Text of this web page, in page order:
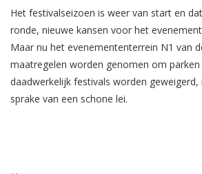
Het festivalseizoen is weer van start en
ronde, nieuwe kansen voor het
Maar nu het evenemententerrein N1 van
maatregelen worden genomen om
daadwerkelijk festivals worden geweigerd,
sprake van een schone lei.